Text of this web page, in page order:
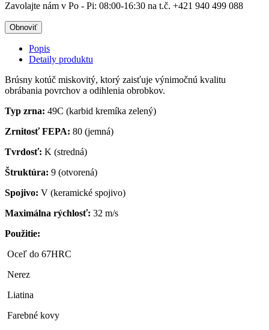
Zavolajte nám v Po - Pi: 08:00-16:30 na t.č. +421 940 499 088
Popis
Detaily produktu
Brúsny kotúč miskovitý, ktorý zaisťuje výnimočnú kvalitu
obrábania povrchov a odihlenia obrobkov.
Typ zrna: 49C (karbid kremíka zelený)
Zrnitosť FEPA: 80 (jemná)
Tvrdosť: K (stredná)
Štruktúra: 9 (otvorená)
Spojivo: V (keramické spojivo)
Maximálna rýchlosť: 32 m/s
Použitie:
Oceľ do 67HRC
Nerez
Liatina
Farebné kovy